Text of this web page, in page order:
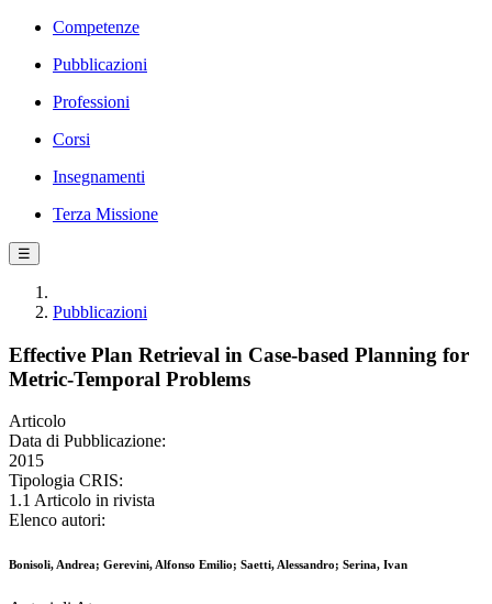
Competenze
Pubblicazioni
Professioni
Corsi
Insegnamenti
Terza Missione
☰
Pubblicazioni
Effective Plan Retrieval in Case-based Planning for
Metric-Temporal Problems
Articolo
Data di Pubblicazione:
2015
Tipologia CRIS:
1.1 Articolo in rivista
Elenco autori:
Bonisoli, Andrea; Gerevini, Alfonso Emilio; Saetti, Alessandro; Serina, Ivan